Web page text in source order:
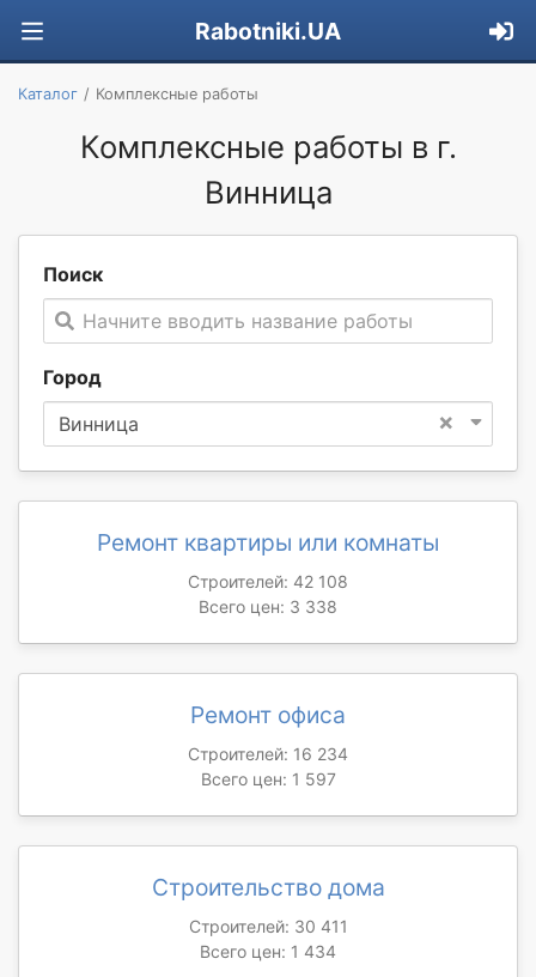
Rabotniki.UA
Каталог Комплексные работы
Комплексные работы в г.
Винница
Поиск
Начните вводить название работы
Город
×
Винница
Ремонт квартиры или комнаты
Строителей: 42 108
Всего цен: 3 338
Ремонт офиса
Строителей: 16 234
Всего цен: 1 597
Строительство дома
Строителей: 30 411
Всего цен: 1 434